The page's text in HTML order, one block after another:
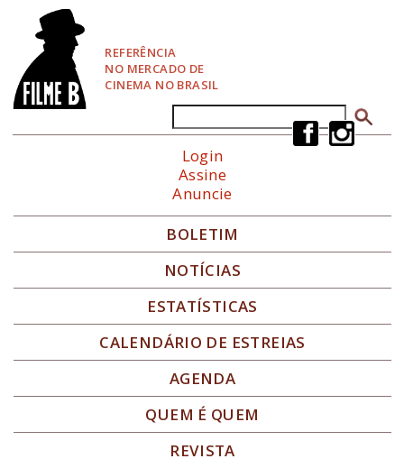
REFERÊNCIA
NO MERCADO DE
CINEMA NO BRASIL
Formulário de busca
Login
Assine
Anuncie
BOLETIM
NOTÍCIAS
ESTATÍSTICAS
CALENDÁRIO DE ESTREIAS
AGENDA
QUEM É QUEM
REVISTA